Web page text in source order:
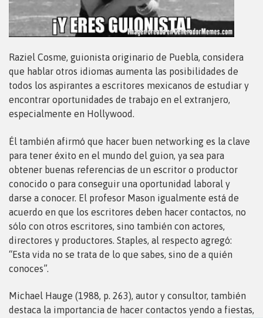
Raziel Cosme, guionista originario de Puebla, considera
que hablar otros idiomas aumenta las posibilidades de
todos los aspirantes a escritores mexicanos de estudiar y
encontrar oportunidades de trabajo en el extranjero,
especialmente en Hollywood.
Él también afirmó que hacer buen networking es la clave
para tener éxito en el mundo del guion, ya sea para
obtener buenas referencias de un escritor o productor
conocido o para conseguir una oportunidad laboral y
darse a conocer. El profesor Mason igualmente está de
acuerdo en que los escritores deben hacer contactos, no
sólo con otros escritores, sino también con actores,
directores y productores. Staples, al respecto agregó:
“Esta vida no se trata de lo que sabes, sino de a quién
conoces”.
Michael Hauge (1988, p. 263), autor y consultor, también
destaca la importancia de hacer contactos yendo a fiestas,